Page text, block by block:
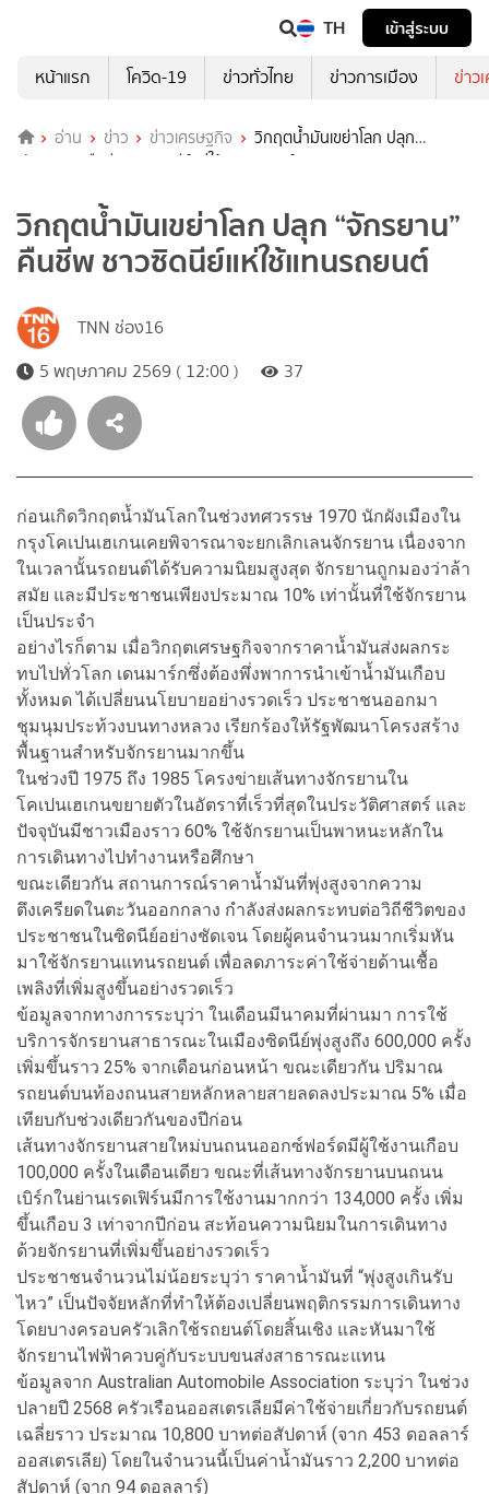
TH
เข้าสู่ระบบ
หน้าแรก
โควิด-19 ข่าวทั่วไทย ข่าวการเมือง ข่าว
อ่าน ข่าว ข่าวเศรษฐกิจ
วิกฤตน้ำมันเขย่าโลก ปลุก
“จักรยาน” คืนชีพ ชาวซิดนีย์แห่ใช้แทนรถยนต์
วิกฤตน้ำมันเขย่าโลก ปลุก “จักรยาน”
คืนชีพ ชาวซิดนีย์แห่ใช้แทนรถยนต์
TNN ช่อง16
5 พฤษภาคม 2569 ( 12:00 )
37
ก่อนเกิดวิกฤตน้ำมันโลกในช่วงทศวรรษ 1970 นักผังเมืองใน
กรุงโคเปนเฮเกนเคยพิจารณาจะยกเลิกเลนจักรยาน เนื่องจาก
ในเวลานั้นรถยนต์ได้รับความนิยมสูงสุด จักรยานถูกมองว่าล้า
สมัย และมีประชาชนเพียงประมาณ 10% เท่านั้นที่ใช้จักรยาน
เป็นประจำ
อย่างไรก็ตาม เมื่อวิกฤตเศรษฐกิจจากราคาน้ำมันส่งผลกระ
ทบไปทั่วโลก เดนมาร์กซึ่งต้องพึ่งพาการนำเข้าน้ำมันเกือบ
ทั้งหมด ได้เปลี่ยนนโยบายอย่างรวดเร็ว ประชาชนออกมา
ชุมนุมประท้วงบนทางหลวง เรียกร้องให้รัฐพัฒนาโครงสร้าง
พื้นฐานสำหรับจักรยานมากขึ้น
ในช่วงปี 1975 ถึง 1985 โครงข่ายเส้นทางจักรยานใน
โคเปนเฮเกนขยายตัวในอัตราที่เร็วที่สุดในประวัติศาสตร์ และ
ปัจจุบันมีชาวเมืองราว 60% ใช้จักรยานเป็นพาหนะหลักใน
การเดินทางไปทำงานหรือศึกษา
ขณะเดียวกัน สถานการณ์ราคาน้ำมันที่พุ่งสูงจากความ
ตึงเครียดในตะวันออกกลาง กำลังส่งผลกระทบต่อวิถีชีวิตของ
ประชาชนในซิดนีย์อย่างชัดเจน โดยผู้คนจำนวนมากเริ่มหัน
มาใช้จักรยานแทนรถยนต์ เพื่อลดภาระค่าใช้จ่ายด้านเชื้อ
เพลิงที่เพิ่มสูงขึ้นอย่างรวดเร็ว
ข้อมูลจากทางการระบุว่า ในเดือนมีนาคมที่ผ่านมา การใช้
บริการจักรยานสาธารณะในเมืองซิดนีย์พุ่งสูงถึง 600,000 ครั้ง
เพิ่มขึ้นราว 25% จากเดือนก่อนหน้า ขณะเดียวกัน ปริมาณ
รถยนต์บนท้องถนนสายหลักหลายสายลดลงประมาณ 5% เมื่อ
เทียบกับช่วงเดียวกันของปีก่อน
เส้นทางจักรยานสายใหม่บนถนนออกซ์ฟอร์ดมีผู้ใช้งานเกือบ
100,000 ครั้งในเดือนเดียว ขณะที่เส้นทางจักรยานบนถนน
เบิร์กในย่านเรดเฟิร์นมีการใช้งานมากกว่า 134,000 ครั้ง เพิ่ม
ขึ้นเกือบ 3 เท่าจากปีก่อน สะท้อนความนิยมในการเดินทาง
ด้วยจักรยานที่เพิ่มขึ้นอย่างรวดเร็ว
ประชาชนจำนวนไม่น้อยระบุว่า ราคาน้ำมันที่ “พุ่งสูงเกินรับ
ไหว” เป็นปัจจัยหลักที่ทำให้ต้องเปลี่ยนพฤติกรรมการเดินทาง
โดยบางครอบครัวเลิกใช้รถยนต์โดยสิ้นเชิง และหันมาใช้
จักรยานไฟฟ้าควบคู่กับระบบขนส่งสาธารณะแทน
ข้อมูลจาก Australian Automobile Association ระบุว่า ในช่วง
ปลายปี 2568 ครัวเรือนออสเตรเลียมีค่าใช้จ่ายเกี่ยวกับรถยนต์
เฉลี่ยราว ประมาณ 10,800 บาทต่อสัปดาห์ (จาก 453 ดอลลาร์
ออสเตรเลีย) โดยในจำนวนนี้เป็นค่าน้ำมันราว 2,200 บาทต่อ
สัปดาห์ (จาก 94 ดอลลาร์)